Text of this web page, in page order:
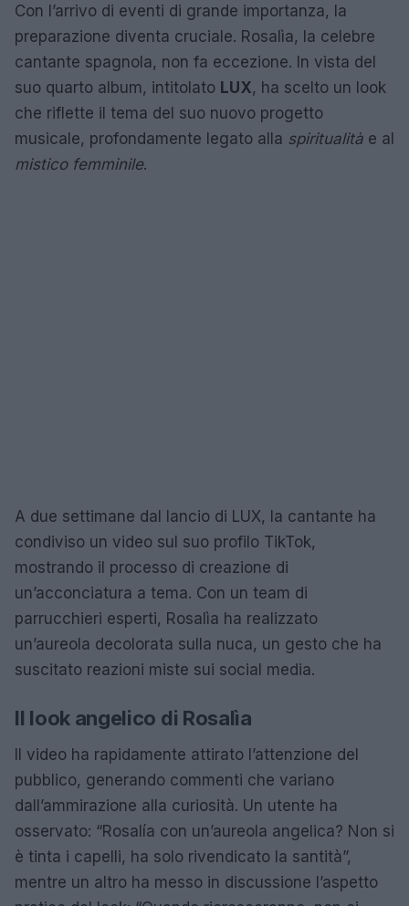
Con l’arrivo di eventi di grande importanza, la
preparazione diventa cruciale. Rosalìa, la celebre
cantante spagnola, non fa eccezione. In vista del
suo quarto album, intitolato LUX, ha scelto un look
che riflette il tema del suo nuovo progetto
musicale, profondamente legato alla spiritualità e al
mistico femminile.
A due settimane dal lancio di LUX, la cantante ha
condiviso un video sul suo profilo TikTok,
mostrando il processo di creazione di
un’acconciatura a tema. Con un team di
parrucchieri esperti, Rosalìa ha realizzato
un’aureola decolorata sulla nuca, un gesto che ha
suscitato reazioni miste sui social media.
Il look angelico di Rosalìa
Il video ha rapidamente attirato l’attenzione del
pubblico, generando commenti che variano
dall’ammirazione alla curiosità. Un utente ha
osservato: “Rosalía con un’aureola angelica? Non si
è tinta i capelli, ha solo rivendicato la santità”,
mentre un altro ha messo in discussione l’aspetto